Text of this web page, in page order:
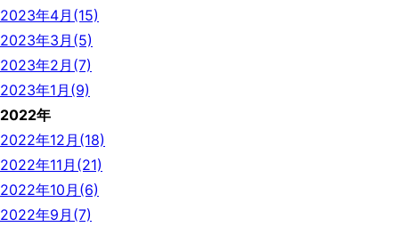
2023年4月(15)
2023年3月(5)
2023年2月(7)
2023年1月(9)
2022年
2022年12月(18)
2022年11月(21)
2022年10月(6)
2022年9月(7)